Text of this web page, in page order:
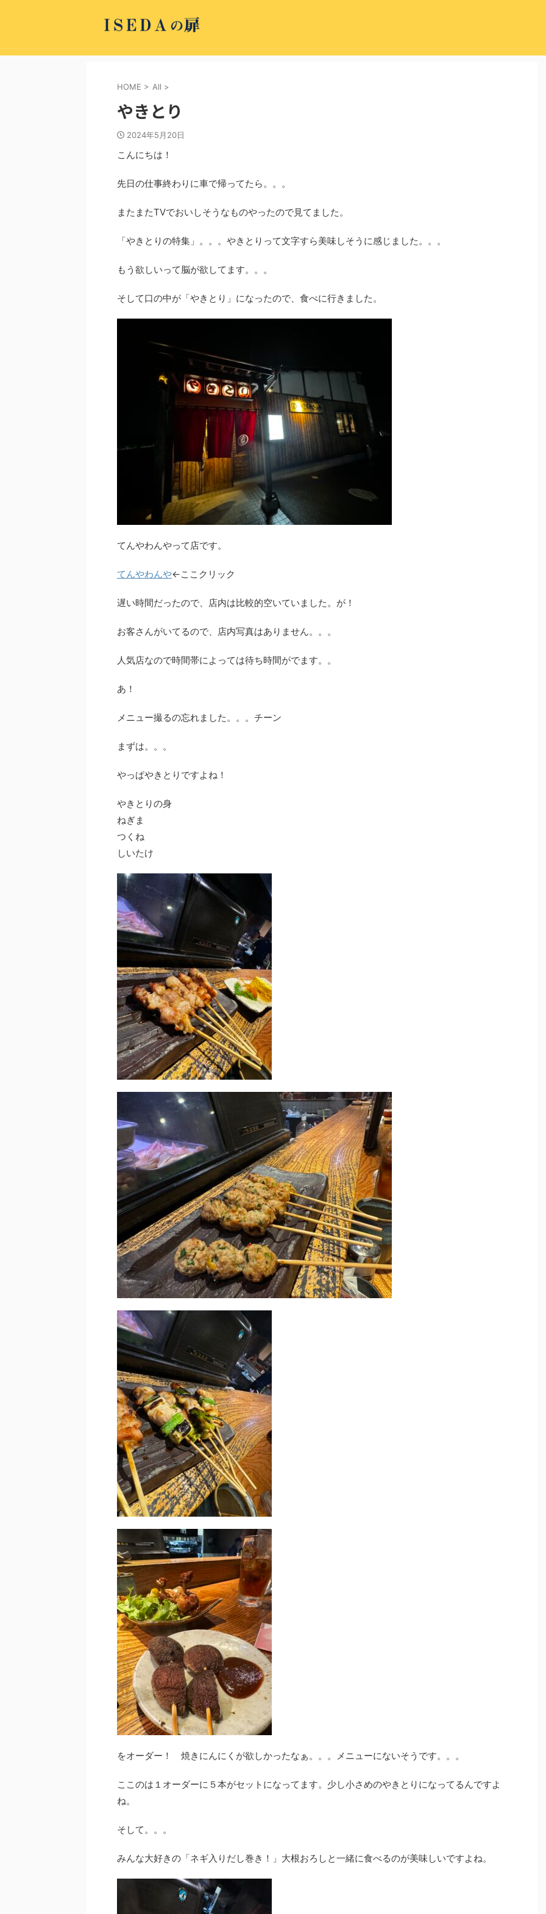
HOME > All >
やきとり
2024年5月20日
こんにちは！
先日の仕事終わりに車で帰ってたら。。。
またまたTVでおいしそうなものやったので見てました。
「やきとりの特集」。。。やきとりって文字すら美味しそうに感じました。。。
もう欲しいって脳が欲してます。。。
そして口の中が「やきとり」になったので、食べに行きました。
てんやわんやって店です。
てんやわんや←ここクリック
遅い時間だったので、店内は比較的空いていました。が！
お客さんがいてるので、店内写真はありません。。。
人気店なので時間帯によっては待ち時間がでます。。
あ！
メニュー撮るの忘れました。。。チーン
まずは。。。
やっぱやきとりですよね！
やきとりの身
ねぎま
つくね
しいたけ
をオーダー！ 焼きにんにくが欲しかったなぁ。。。メニューにないそうです。。。
ここのは１オーダーに５本がセットになってます。少し小さめのやきとりになってるんですよ
ね。
そして。。。
みんな大好きの「ネギ入りだし巻き！」大根おろしと一緒に食べるのが美味しいですよね。